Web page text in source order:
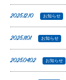
2025.12.10 お知らせ
2025.11.01 お知らせ
2025.04.02 お知らせ